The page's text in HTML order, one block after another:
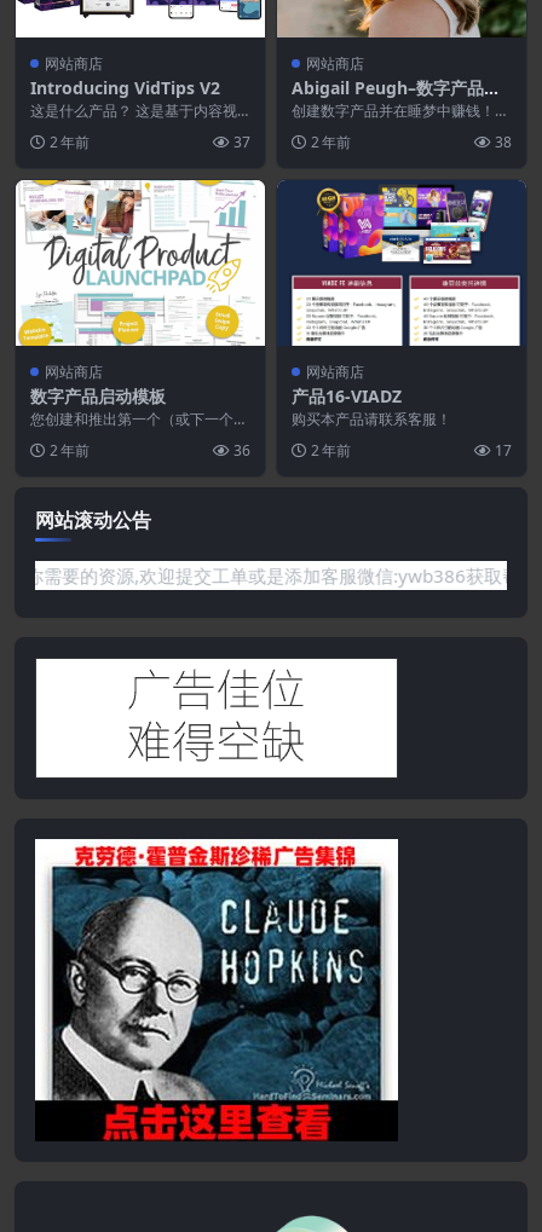
网站商店
Introducing VidTips V2
这是什么产品？ 这是基于内容视
于云的软件和 ...
2 年前 37
网站商店
Abigail Peugh–数字产品训
练营
创建数字产品并在睡梦中赚钱！
做的销售吗？！ 销售...
2 年前 38
网站商店
数字产品启动模板
您创建和推出第一个（或下一个）
字产品启动板将帮助您...
2 年前 36
网站商店
产品16-VIADZ
购买本产品请联系客服！
2 年前
17
网站滚动公告
站没有你需要的资源,欢迎提交工单或是添加客服微信:ywb386